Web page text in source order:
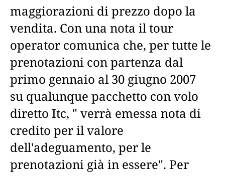
maggiorazioni di prezzo dopo la
vendita. Con una nota il tour
operator comunica che, per tutte le
prenotazioni con partenza dal
primo gennaio al 30 giugno 2007
su qualunque pacchetto con volo
diretto Itc, " verrà emessa nota di
credito per il valore
dell'adeguamento, per le
prenotazioni già in essere". Per